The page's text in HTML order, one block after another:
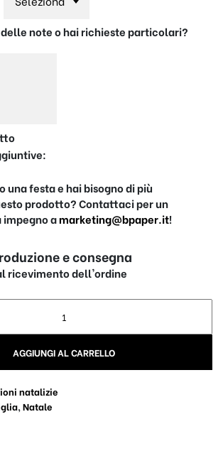
noteo hai richieste particolari?
una festa e hai bisogno di più
prodotto? Contattaci per un
impegno amarketing@bpaper.it!
e consegna
ricevimento dell'ordine
AGGIUNGI AL CARRELLO
natalizie
Natale